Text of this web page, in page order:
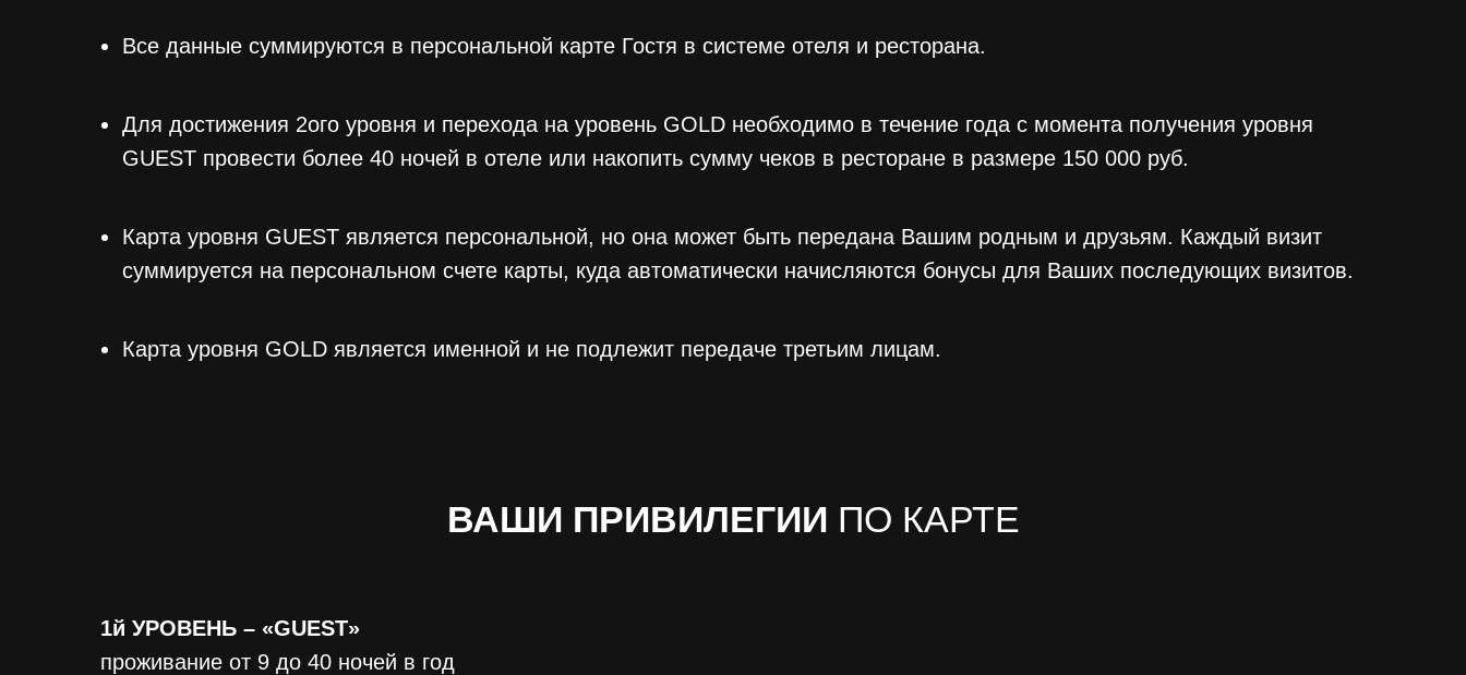
Все данные суммируются в персональной карте Гостя в системе отеля и ресторана.
Для достижения 2ого уровня и перехода на уровень GOLD необходимо в течение года с момента получения уровня
GUEST провести более 40 ночей в отеле или накопить сумму чеков в ресторане в размере 150 000 руб.
Карта уровня GUEST является персональной, но она может быть передана Вашим родным и друзьям. Каждый визит
суммируется на персональном счете карты, куда автоматически начисляются бонусы для Ваших последующих визитов.
Карта уровня GOLD является именной и не подлежит передаче третьим лицам.
ВАШИ ПРИВИЛЕГИИ ПО КАРТЕ
1й УРОВЕНЬ – «GUEST»
проживание от 9 до 40 ночей в год